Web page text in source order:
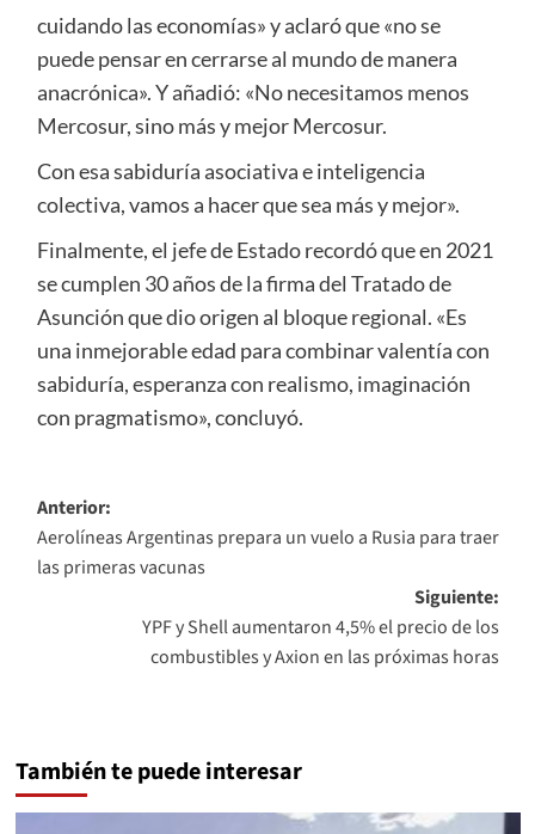
cuidando las economías» y aclaró que «no se
puede pensar en cerrarse al mundo de manera
anacrónica». Y añadió: «No necesitamos menos
Mercosur, sino más y mejor Mercosur.
Con esa sabiduría asociativa e inteligencia
colectiva, vamos a hacer que sea más y mejor».
Finalmente, el jefe de Estado recordó que en 2021
se cumplen 30 años de la firma del Tratado de
Asunción que dio origen al bloque regional. «Es
una inmejorable edad para combinar valentía con
sabiduría, esperanza con realismo, imaginación
con pragmatismo», concluyó.
Navegación
de
entradas
Anterior:
Aerolíneas Argentinas prepara un vuelo a Rusia para traer
las primeras vacunas
Siguiente:
YPF y Shell aumentaron 4,5% el precio de los
combustibles y Axion en las próximas horas
También te puede interesar